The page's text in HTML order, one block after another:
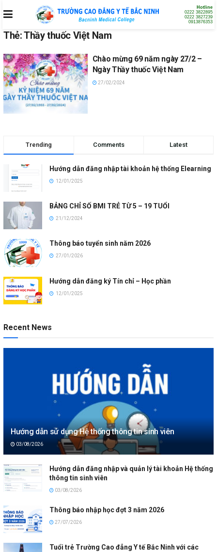
Hotline
0222 3822895
0222 3827239
0913876353
Thẻ:Thầy thuốc Việt Nam
Chào mừng 69 năm ngày 27/2 –
Ngày Thầy thuốc Việt Nam
27/02/2024
Trending Comments Latest
Hướng dẫn đăng nhập tài khoản hệ thống Elearning
12/01/2025
BẢNG CHỈ SỐ BMI TRẺ TỪ 5 – 19 TUỔI
21/12/2024
Thông báo tuyển sinh năm 2026
27/01/2026
Hướng dẫn đăng ký Tín chỉ – Học phần
12/01/2025
Recent News
Hướng dẫn sử dụng Hệ thống thông tin sinh viên
03/08/2026
Hướng dẫn đăng nhập và quản lý tài khoản Hệ thống
thông tin sinh viên
03/08/2026
Thông báo nhập học đợt 3 năm 2026
27/07/2026
Tuổi trẻ Trường Cao đẳng Y tế Bắc Ninh với các